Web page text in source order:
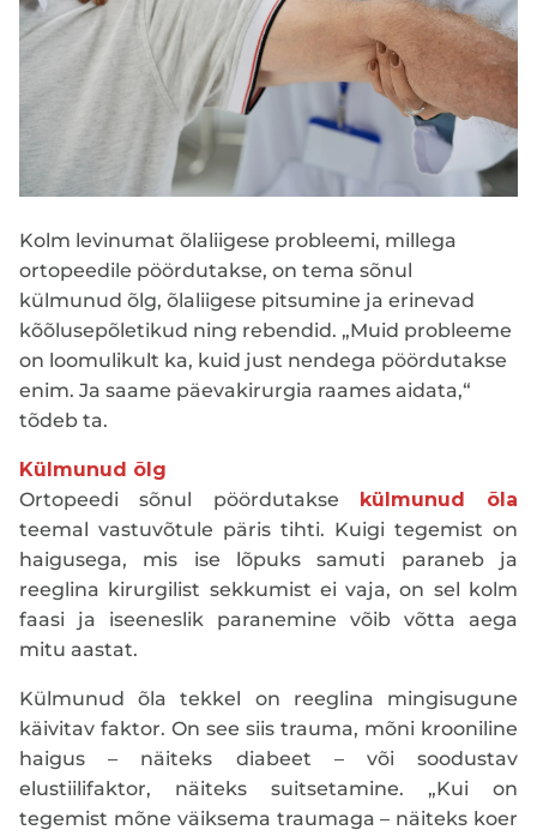
Kolm levinumat õlaliigese probleemi, millega
ortopeedile pöördutakse, on tema sõnul
külmunud õlg, õlaliigese pitsumine ja erinevad
kõõlusepõletikud ning rebendid. „Muid probleeme
on loomulikult ka, kuid just nendega pöördutakse
enim. Ja saame päevakirurgia raames aidata,“
tõdeb ta.
Külmunud õlg
Ortopeedi sõnul pöördutakse
külmunud õla
teemal vastuvõtule päris tihti. Kuigi tegemist on
haigusega, mis ise lõpuks samuti paraneb ja
reeglina kirurgilist sekkumist ei vaja, on sel kolm
faasi ja iseeneslik paranemine võib võtta aega
mitu aastat.
Külmunud õla tekkel on reeglina mingisugune
käivitav faktor. On see siis trauma, mõni krooniline
haigus – näiteks diabeet – või soodustav
elustiilifaktor, näiteks suitsetamine. „Kui on
tegemist mõne väiksema traumaga – näiteks koer